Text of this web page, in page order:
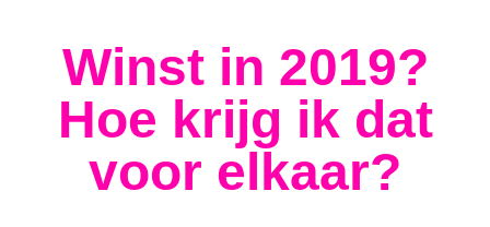
Winst in 2019?
Hoe krijg ik dat
voor elkaar?